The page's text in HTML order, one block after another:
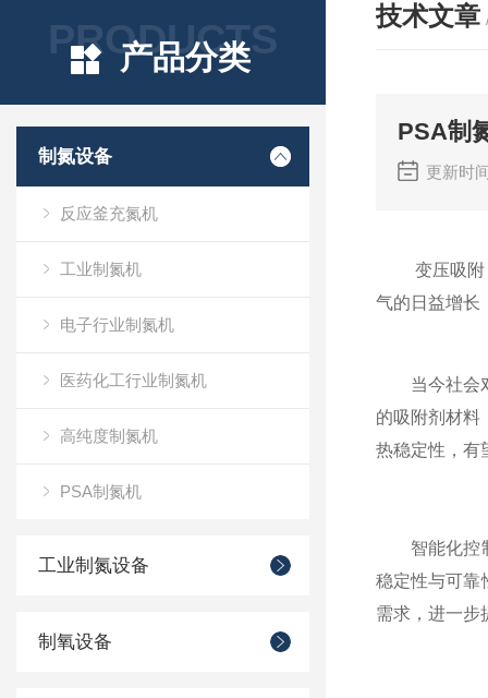
PRODUCTS
产品分类
制氮设备
反应釜充氮机
工业制氮机
电子行业制氮机
医药化工行业制氮机
高纯度制氮机
PSA制氮机
工业制氮设备
制氧设备
技术文章
PSA制
更新时
变压吸附（
气的日益增长
当今社会对
的吸附剂材料
热稳定性，有
智能化控制
稳定性与可靠
需求，进一步